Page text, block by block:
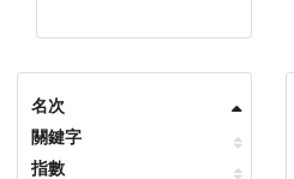
名次
關鍵字
指數